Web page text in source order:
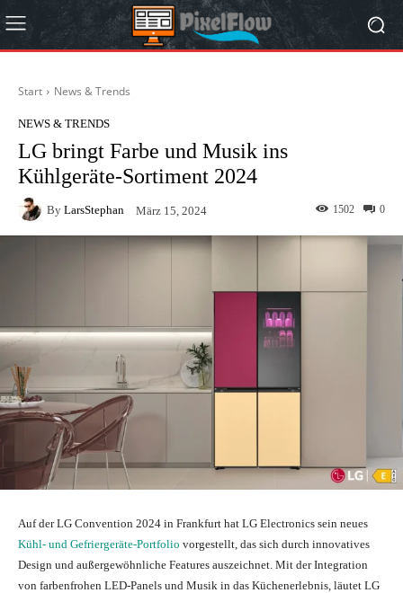
Start News & Trends
NEWS & TRENDS
LG bringt Farbe und Musik ins
Kühlgeräte-Sortiment 2024
By LarsStephan März 15, 2024 0
1502
Auf der LG Convention 2024 in Frankfurt hat LG Electronics sein neues
Kühl- und Gefriergeräte-Portfolio vorgestellt, das sich durch innovatives
Design und außergewöhnliche Features auszeichnet. Mit der Integration
von farbenfrohen LED-Panels und Musik in das Küchenerlebnis, läutet LG